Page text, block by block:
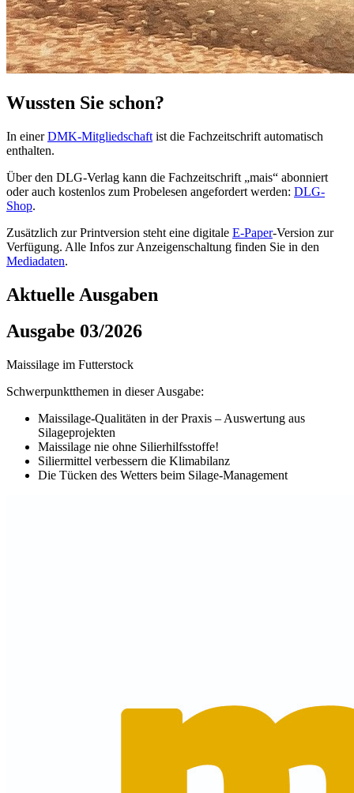
Wussten Sie schon?
In einerDMK-Mitgliedschaft ist die Fachzeitschrift automatisch
enthalten.
Über den DLG-Verlag kann die Fachzeitschrift „mais“ abonniert
oder auch kostenlos zum Probelesen angefordert werden: DLG-
Shop.
Zusätzlich zur Printversion steht eine digitale E-Paper-Version zur
Verfügung. Alle Infos zur Anzeigenschaltung finden Sie in den
Mediadaten.
Aktuelle Ausgaben
Ausgabe 03/2026
Maissilage im Futterstock
Schwerpunktthemen in dieser Ausgabe:
Maissilage-Qualitäten in der Praxis – Auswertung aus
Silageprojekten
Maissilage nie ohne Silierhilfsstoffe!
Siliermittel verbessern die Klimabilanz
Die Tücken des Wetters beim Silage-Management